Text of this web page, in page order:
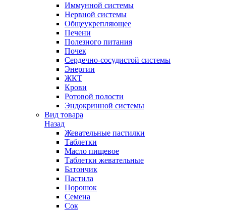
Иммунной системы
Нервной системы
Общеукрепляющее
Печени
Полезного питания
Почек
Сердечно-сосудистой системы
Энергии
ЖКТ
Крови
Ротовой полости
Эндокринной системы
Вид товара
Назад
Жевательные пастилки
Таблетки
Масло пищевое
Таблетки жевательные
Батончик
Пастила
Порошок
Семена
Сок